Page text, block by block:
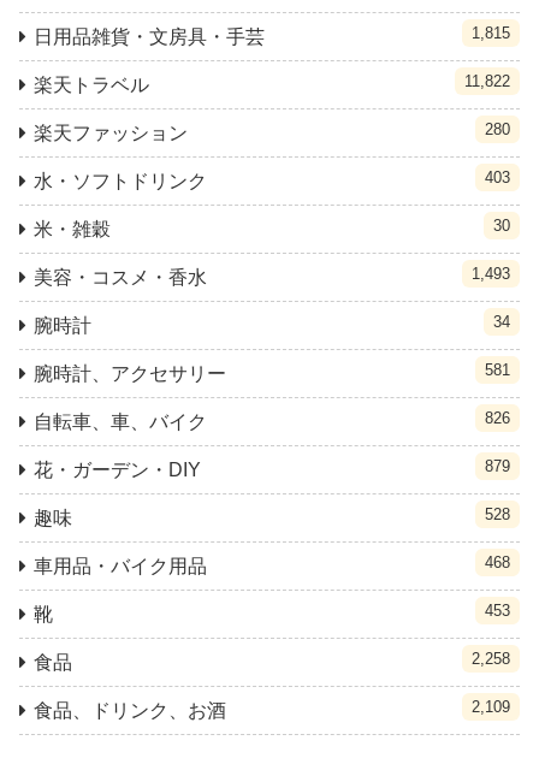
日用品雑貨・文房具・手芸 1,815
楽天トラベル 11,822
楽天ファッション 280
水・ソフトドリンク 403
米・雑穀 30
美容・コスメ・香水 1,493
腕時計 34
腕時計、アクセサリー 581
自転車、車、バイク 826
花・ガーデン・DIY 879
趣味 528
車用品・バイク用品 468
靴 453
食品 2,258
食品、ドリンク、お酒 2,109